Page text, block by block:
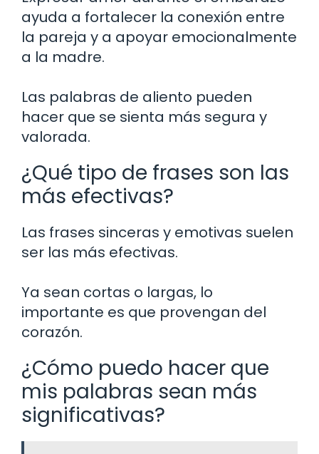
ayuda a fortalecer la conexión entre
la pareja y a apoyar emocionalmente
a la madre.
Las palabras de aliento pueden
hacer que se sienta más segura y
valorada.
¿Qué tipo de frases son las
más efectivas?
Las frases sinceras y emotivas suelen
ser las más efectivas.
Ya sean cortas o largas, lo
importante es que provengan del
corazón.
¿Cómo puedo hacer que
mis palabras sean más
significativas?